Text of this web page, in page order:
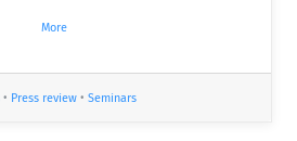
More
• Press review • Seminars